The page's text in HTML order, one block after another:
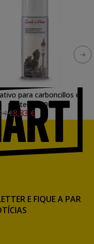
para carboncillos e
pasteles, 400 ml
€8,83 €
E FIQUE A PAR